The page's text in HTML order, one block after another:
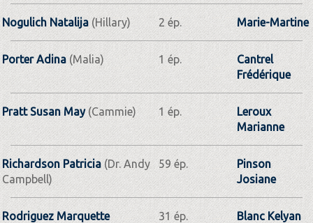
Nogulich Natalija (Hillary) 2 ép. Marie-Martine
Porter Adina(Malia) 1 ép.
Cantrel
Frédérique
Pratt Susan May(Cammie) 1 ép.
Leroux
Marianne
Richardson Patricia (Dr. Andy
Campbell)
59 ép.
Pinson
Josiane
Rodriguez Marquette
31 ép. Blanc Kelyan